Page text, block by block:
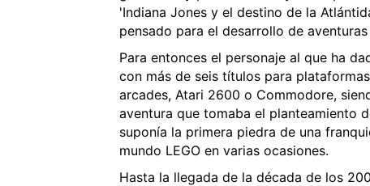
'Indiana Jones y el destino de la
pensado para el desarrollo de
Para entonces el personaje al que ha
con más de seis títulos para
arcades, Atari 2600 o Commodore,
aventura que tomaba el planteamiento
suponía la primera piedra de una
mundo LEGO en varias ocasiones.
Hasta la llegada de la década de los